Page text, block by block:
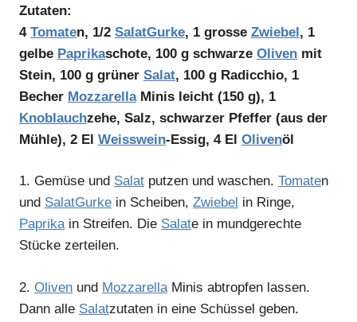
Zutaten:
4 Tomaten, 1/2 SalatGurke, 1 grosse Zwiebel, 1
gelbe Paprikaschote, 100 g schwarze Oliven mit
Stein, 100 g grüner Salat, 100 g Radicchio, 1
Becher MozzarellaMinis leicht (150 g), 1
Knoblauchzehe, Salz, schwarzer Pfeffer (aus der
Mühle), 2 El Weisswein-Essig, 4 El Olivenöl
1. Gemüse und Salat putzen und waschen. Tomaten
und SalatGurke in Scheiben, Zwiebel in Ringe,
Paprikain Streifen. Die Salate in mundgerechte
Stücke zerteilen.
2. Oliven und Mozzarella Minis abtropfen lassen.
Dann alle Salatzutaten in eine Schüssel geben.